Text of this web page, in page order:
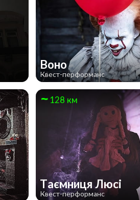
Воно
Квест-перформанс
128 км
Таємниця Люсі
Квест-перформанс